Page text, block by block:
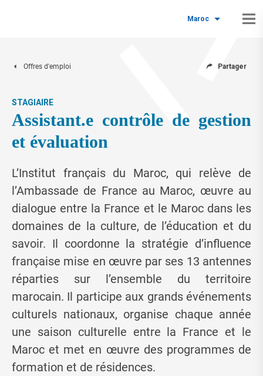
Maroc
Offres d'emploi Partager
STAGIAIRE
Assistant.e contrôle de gestion
et évaluation
L’Institut français du Maroc, qui relève de
l’Ambassade de France au Maroc, œuvre au
dialogue entre la France et le Maroc dans les
domaines de la culture, de l’éducation et du
savoir. Il coordonne la stratégie d’influence
française mise en œuvre par ses 13 antennes
réparties sur l’ensemble du territoire
marocain. Il participe aux grands événements
culturels nationaux, organise chaque année
une saison culturelle entre la France et le
Maroc et met en œuvre des programmes de
formation et de résidences.